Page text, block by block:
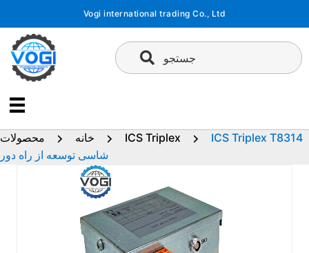
محتوا
Vogi international trading Co., Ltd
جستجو
خانه محصولات ICS Triplex
ICS Triplex T8314
شاسی توسعه از راه دور